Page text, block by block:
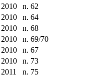
2010 n. 62
2010 n. 64
2010 n. 68
2010 n. 69/70
2010 n. 67
2010 n. 73
2011 n. 75